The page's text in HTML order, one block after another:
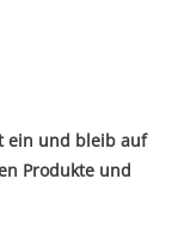
ein und bleib auf
Produkte und